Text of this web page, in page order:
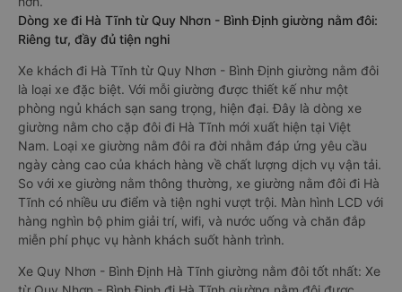
Dòng xe đi Hà Tĩnh từ Quy Nhơn - Bình Định giường nằm đôi:
Riêng tư, đầy đủ tiện nghi
Xe khách đi Hà Tĩnh từ Quy Nhơn - Bình Định giường nằm đôi
là loại xe đặc biệt. Với mỗi giường được thiết kế như một
phòng ngủ khách sạn sang trọng, hiện đại. Đây là dòng xe
giường nằm cho cặp đôi đi Hà Tĩnh mới xuất hiện tại Việt
Nam. Loại xe giường nằm đôi ra đời nhằm đáp ứng yêu cầu
ngày càng cao của khách hàng về chất lượng dịch vụ vận tải.
So với xe giường nằm thông thường, xe giường nằm đôi đi Hà
Tĩnh có nhiều ưu điểm và tiện nghi vượt trội. Màn hình LCD với
hàng nghìn bộ phim giải trí, wifi, và nước uống và chăn đắp
miễn phí phục vụ hành khách suốt hành trình.
Xe Quy Nhơn - Bình Định Hà Tĩnh giường nằm đôi tốt nhất: Xe